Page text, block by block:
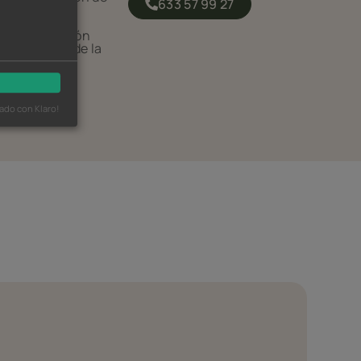
regeneración
cabello desde la
633 57 99 27
con Klaro!